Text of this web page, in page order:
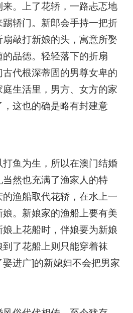
。上了花轿，一路忐忑地
轿门。新郎会手持一把折
敲打新娘的头，寓意所娶
品德。轻轻落下的折扇
古代根深蒂固的男尊女卑的
生活里，男方、女方的家
这也的确是略有封建意
鱼为生，所以在澳门结婚
然也充满了渔家人的特
渔船取代花轿，在水上一
。新娘家的渔船上要有美
上花船时，伴娘要为新娘
了花船上则只能穿着袜
进广]的新媳妇不会把男家